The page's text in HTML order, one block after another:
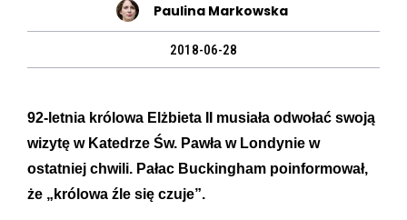
Paulina Markowska
2018-06-28
92-letnia królowa Elżbieta II musiała odwołać swoją
wizytę w Katedrze Św. Pawła w Londynie w
ostatniej chwili. Pałac Buckingham poinformował,
że „królowa źle się czuje”.